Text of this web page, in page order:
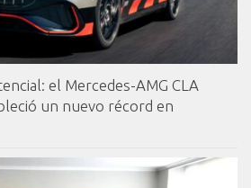
el Mercedes-AMG CLA
un nuevo récord en